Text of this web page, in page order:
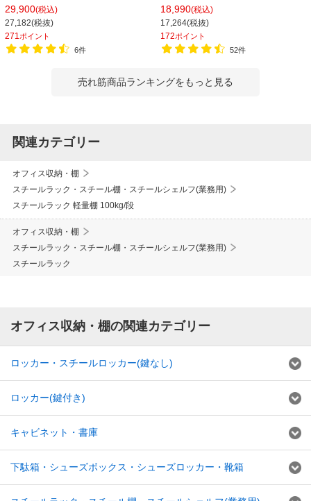
150kg/段 天地6段 幅1812×奥行462×
高さ2100mm スチール棚 スチールシ
ェルフ 収納棚 オープンラック 収納ラ
ック
29,900(税込)
27,182(税抜)
271 ポイント
6件
シェルゴ 幅1515×奥行460×高さ
1740mm
18,990(税込)
17,264(税抜)
172ポイント
52件
売れ筋商品ランキングをもっと見る
関連カテゴリー
オフィス収納・棚
スチールラック・スチール棚・スチールシェルフ(業務用)
スチールラック 軽量棚 100kg/段
オフィス収納・棚
スチールラック・スチール棚・スチールシェルフ(業務用)
スチールラック
オフィス収納・棚の関連カテゴリー
ロッカー・スチールロッカー(鍵なし)
ロッカー(鍵付き)
キャビネット・書庫
下駄箱・シューズボックス・シューズロッカー・靴箱